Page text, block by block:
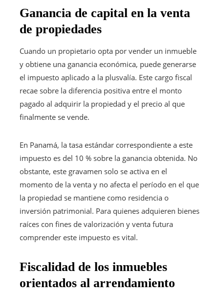
Ganancia de capital en la venta
de propiedades
Cuando un propietario opta por vender un inmueble
y obtiene una ganancia económica, puede generarse
el impuesto aplicado a la plusvalía. Este cargo fiscal
recae sobre la diferencia positiva entre el monto
pagado al adquirir la propiedad y el precio al que
finalmente se vende.
En Panamá, la tasa estándar correspondiente a este
impuesto es del 10 % sobre la ganancia obtenida. No
obstante, este gravamen solo se activa en el
momento de la venta y no afecta el período en el que
la propiedad se mantiene como residencia o
inversión patrimonial. Para quienes adquieren bienes
raíces con fines de valorización y venta futura
comprender este impuesto es vital.
Fiscalidad de los inmuebles
orientados al arrendamiento